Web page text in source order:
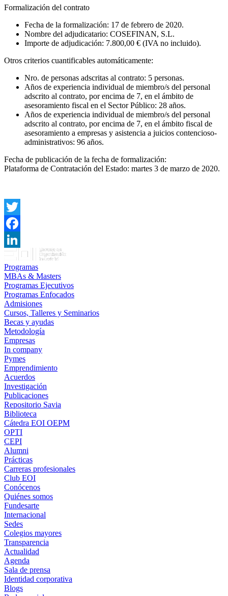
Formalización del contrato
Fecha de la formalización: 17 de febrero de 2020.
Nombre del adjudicatario: COSEFINAN, S.L.
Importe de adjudicación: 7.800,00 € (IVA no incluido).
Otros criterios cuantificables automáticamente:
Nro. de personas adscritas al contrato: 5 personas.
Años de experiencia individual de miembro/s del personal
adscrito al contrato, por encima de 7, en el ámbito de
asesoramiento fiscal en el Sector Público: 28 años.
Años de experiencia individual de miembro/s del personal
adscrito al contrato, por encima de 7, en el ámbito fiscal de
asesoramiento a empresas y asistencia a juicios contencioso-
administrativos: 96 años.
Fecha de publicación de la fecha de formalización:
Plataforma de Contratación del Estado: martes 3 de marzo de 2020.
Twitter
Facebook
LinkedIn
Programas
MBAs & Masters
Programas Ejecutivos
Programas Enfocados
Admisiones
Cursos, Talleres y Seminarios
Becas y ayudas
Metodología
Empresas
In company
Pymes
Emprendimiento
Acuerdos
Investigación
Publicaciones
Repositorio Savia
Biblioteca
Cátedra EOI OEPM
OPTI
CEPI
Alumni
Prácticas
Carreras profesionales
Club EOI
Conócenos
Quiénes somos
Fundesarte
Internacional
Sedes
Colegios mayores
Transparencia
Actualidad
Agenda
Sala de prensa
Identidad corporativa
Blogs